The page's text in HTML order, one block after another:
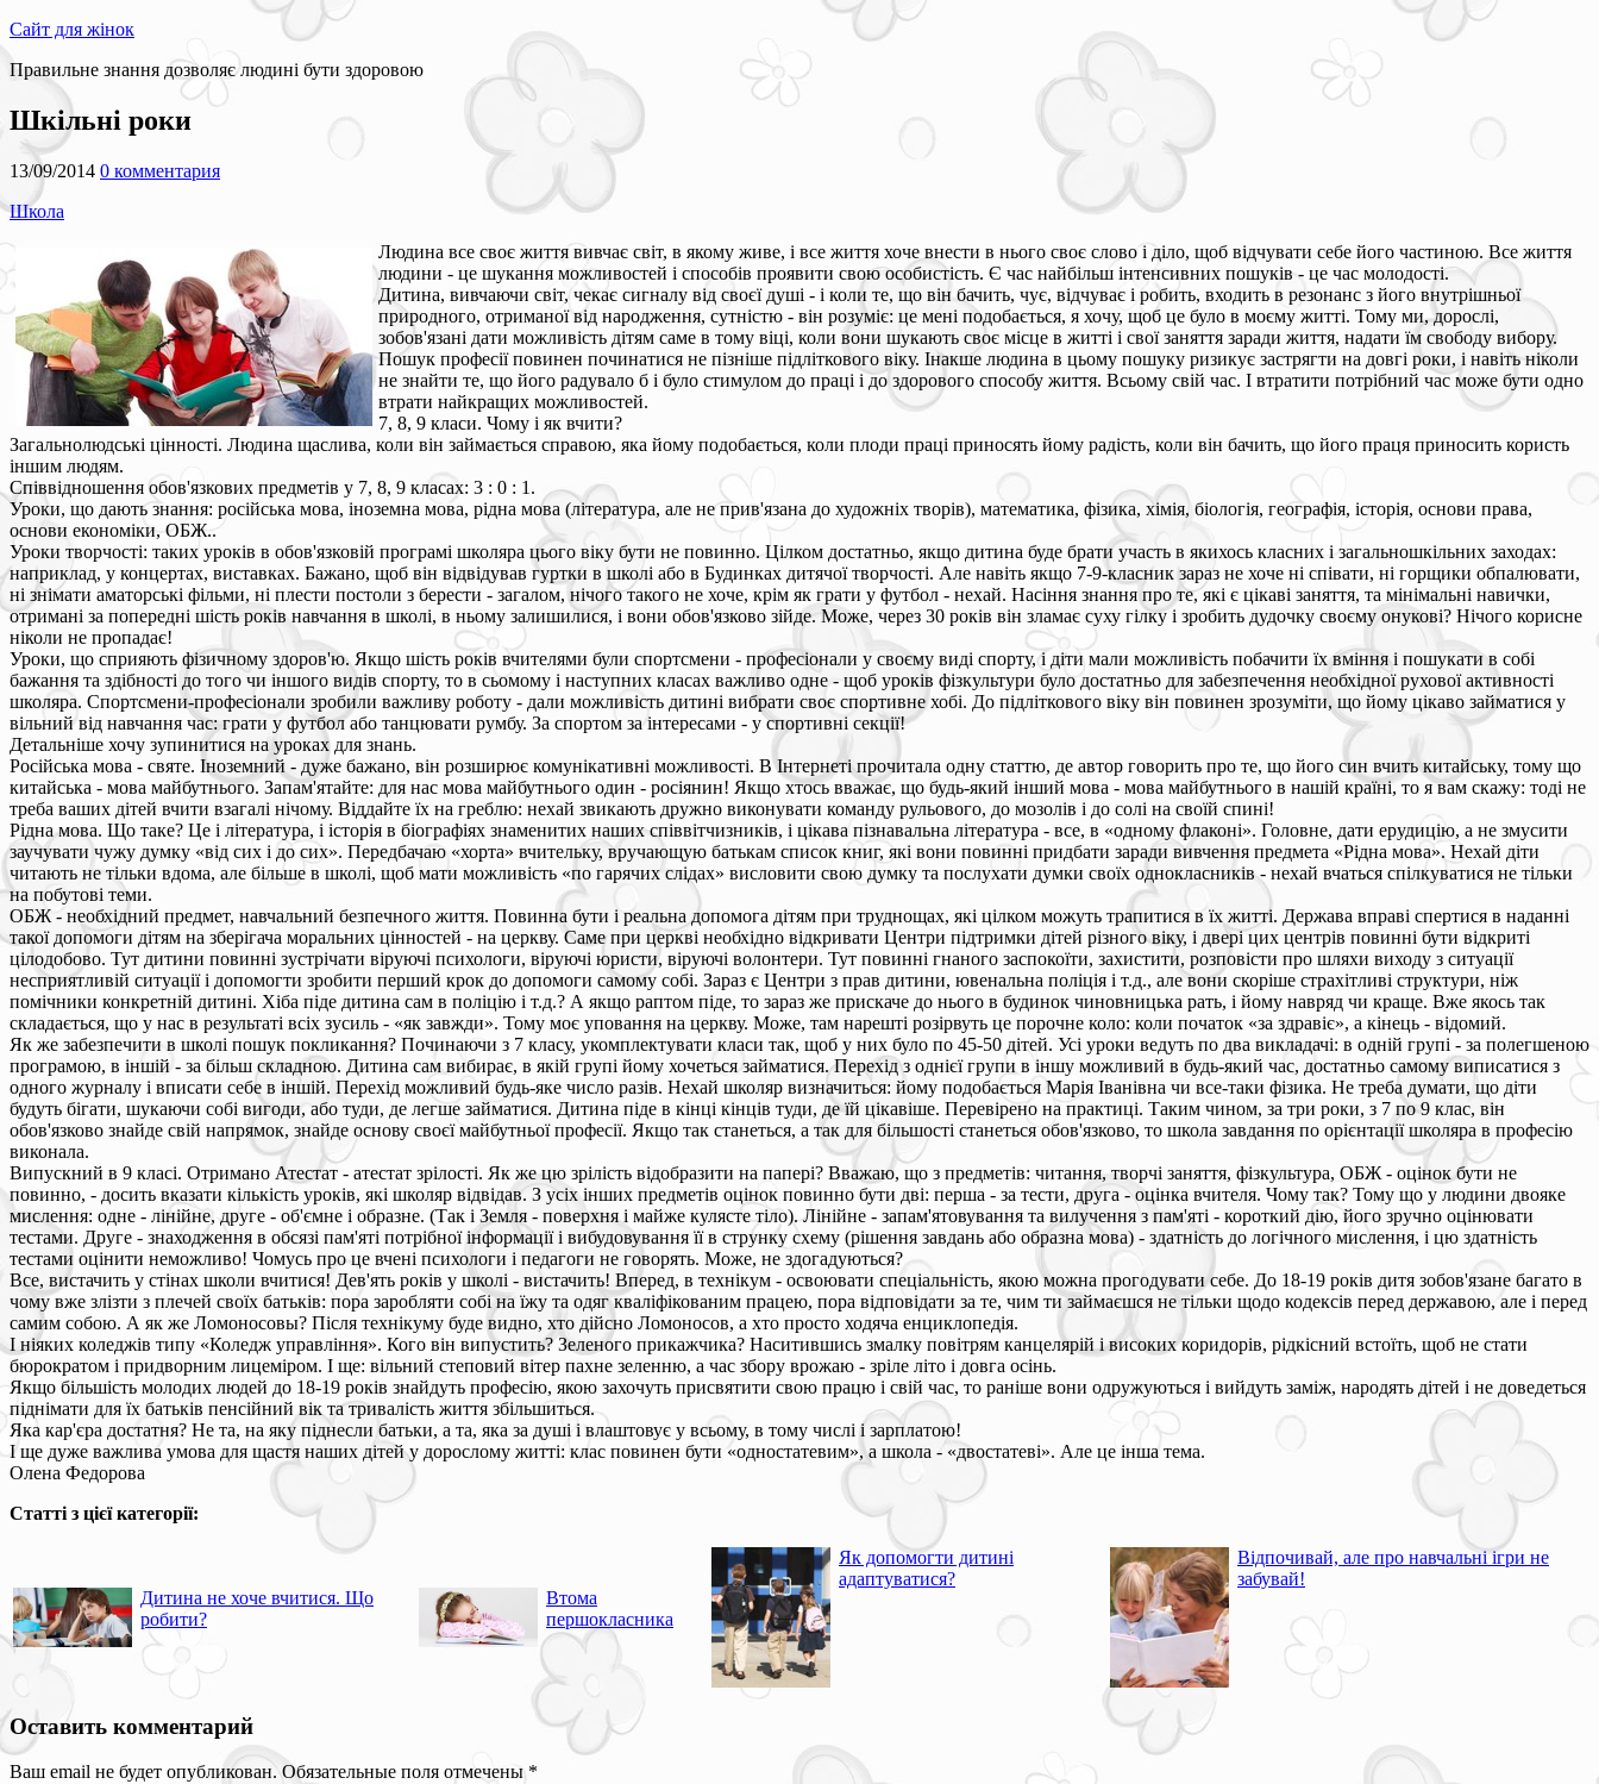
Сайт для жінок
Правильне знання дозволяє людині бути здоровою
Шкільні роки
13/09/2014 0 комментария
Школа
Людина все своє життя вивчає світ, в якому живе, і все життя хоче внести в нього своє слово і діло, щоб відчувати себе його частиною. Все життя
людини - це шукання можливостей і способів проявити свою особистість. Є час найбільш інтенсивних пошуків - це час молодості.
Дитина, вивчаючи світ, чекає сигналу від своєї душі - і коли те, що він бачить, чує, відчуває і робить, входить в резонанс з його внутрішньої
природного, отриманої від народження, сутністю - він розуміє: це мені подобається, я хочу, щоб це було в моєму житті. Тому ми, дорослі,
зобов'язані дати можливість дітям саме в тому віці, коли вони шукають своє місце в житті і свої заняття заради життя, надати їм свободу вибору.
Пошук професії повинен починатися не пізніше підліткового віку. Інакше людина в цьому пошуку ризикує застрягти на довгі роки, і навіть ніколи
не знайти те, що його радувало б і було стимулом до праці і до здорового способу життя. Всьому свій час. І втратити потрібний час може бути одно
втрати найкращих можливостей.
7, 8, 9 класи. Чому і як вчити?
Загальнолюдські цінності. Людина щаслива, коли він займається справою, яка йому подобається, коли плоди праці приносять йому радість, коли він бачить, що його праця приносить користь
іншим людям.
Співвідношення обов'язкових предметів у 7, 8, 9 класах: 3 : 0 : 1.
Уроки, що дають знання: російська мова, іноземна мова, рідна мова (література, але не прив'язана до художніх творів), математика, фізика, хімія, біологія, географія, історія, основи права,
основи економіки, ОБЖ..
Уроки творчості: таких уроків в обов'язковій програмі школяра цього віку бути не повинно. Цілком достатньо, якщо дитина буде брати участь в якихось класних і загальношкільних заходах:
наприклад, у концертах, виставках. Бажано, щоб він відвідував гуртки в школі або в Будинках дитячої творчості. Але навіть якщо 7-9-класник зараз не хоче ні співати, ні горщики обпалювати,
ні знімати аматорські фільми, ні плести постоли з берести - загалом, нічого такого не хоче, крім як грати у футбол - нехай. Насіння знання про те, які є цікаві заняття, та мінімальні навички,
отримані за попередні шість років навчання в школі, в ньому залишилися, і вони обов'язково зійде. Може, через 30 років він зламає суху гілку і зробить дудочку своєму онукові? Нічого корисне
ніколи не пропадає!
Уроки, що сприяють фізичному здоров'ю. Якщо шість років вчителями були спортсмени - професіонали у своєму виді спорту, і діти мали можливість побачити їх вміння і пошукати в собі
бажання та здібності до того чи іншого видів спорту, то в сьомому і наступних класах важливо одне - щоб уроків фізкультури було достатньо для забезпечення необхідної рухової активності
школяра. Спортсмени-професіонали зробили важливу роботу - дали можливість дитині вибрати своє спортивне хобі. До підліткового віку він повинен зрозуміти, що йому цікаво займатися у
вільний від навчання час: грати у футбол або танцювати румбу. За спортом за інтересами - у спортивні секції!
Детальніше хочу зупинитися на уроках для знань.
Російська мова - святе. Іноземний - дуже бажано, він розширює комунікативні можливості. В Інтернеті прочитала одну статтю, де автор говорить про те, що його син вчить китайську, тому що
китайська - мова майбутнього. Запам'ятайте: для нас мова майбутнього один - росіянин! Якщо хтось вважає, що будь-який інший мова - мова майбутнього в нашій країні, то я вам скажу: тоді не
треба ваших дітей вчити взагалі нічому. Віддайте їх на греблю: нехай звикають дружно виконувати команду рульового, до мозолів і до солі на своїй спині!
Рідна мова. Що таке? Це і література, і історія в біографіях знаменитих наших співвітчизників, і цікава пізнавальна література - все, в «одному флаконі». Головне, дати ерудицію, а не змусити
заучувати чужу думку «від сих і до сих». Передбачаю «хорта» вчительку, вручающую батькам список книг, які вони повинні придбати заради вивчення предмета «Рідна мова». Нехай діти
читають не тільки вдома, але більше в школі, щоб мати можливість «по гарячих слідах» висловити свою думку та послухати думки своїх однокласників - нехай вчаться спілкуватися не тільки
на побутові теми.
ОБЖ - необхідний предмет, навчальний безпечного життя. Повинна бути і реальна допомога дітям при труднощах, які цілком можуть трапитися в їх житті. Держава вправі спертися в наданні
такої допомоги дітям на зберігача моральних цінностей - на церкву. Саме при церкві необхідно відкривати Центри підтримки дітей різного віку, і двері цих центрів повинні бути відкриті
цілодобово. Тут дитини повинні зустрічати віруючі психологи, віруючі юристи, віруючі волонтери. Тут повинні гнаного заспокоїти, захистити, розповісти про шляхи виходу з ситуації
несприятливій ситуації і допомогти зробити перший крок до допомоги самому собі. Зараз є Центри з прав дитини, ювенальна поліція і т.д., але вони скоріше страхітливі структури, ніж
помічники конкретній дитині. Хіба піде дитина сам в поліцію і т.д.? А якщо раптом піде, то зараз же прискаче до нього в будинок чиновницька рать, і йому навряд чи краще. Вже якось так
складається, що у нас в результаті всіх зусиль - «як завжди». Тому моє уповання на церкву. Може, там нарешті розірвуть це порочне коло: коли початок «за здравіє», а кінець - відомий.
Як же забезпечити в школі пошук покликання? Починаючи з 7 класу, укомплектувати класи так, щоб у них було по 45-50 дітей. Усі уроки ведуть по два викладачі: в одній групі - за полегшеною
програмою, в іншій - за більш складною. Дитина сам вибирає, в якій групі йому хочеться займатися. Перехід з однієї групи в іншу можливий в будь-який час, достатньо самому виписатися з
одного журналу і вписати себе в іншій. Перехід можливий будь-яке число разів. Нехай школяр визначиться: йому подобається Марія Іванівна чи все-таки фізика. Не треба думати, що діти
будуть бігати, шукаючи собі вигоди, або туди, де легше займатися. Дитина піде в кінці кінців туди, де їй цікавіше. Перевірено на практиці. Таким чином, за три роки, з 7 по 9 клас, він
обов'язково знайде свій напрямок, знайде основу своєї майбутньої професії. Якщо так станеться, а так для більшості станеться обов'язково, то школа завдання по орієнтації школяра в професію
виконала.
Випускний в 9 класі. Отримано Атестат - атестат зрілості. Як же цю зрілість відобразити на папері? Вважаю, що з предметів: читання, творчі заняття, фізкультура, ОБЖ - оцінок бути не
повинно, - досить вказати кількість уроків, які школяр відвідав. З усіх інших предметів оцінок повинно бути дві: перша - за тести, друга - оцінка вчителя. Чому так? Тому що у людини двояке
мислення: одне - лінійне, друге - об'ємне і образне. (Так і Земля - поверхня і майже кулясте тіло). Лінійне - запам'ятовування та вилучення з пам'яті - короткий дію, його зручно оцінювати
тестами. Друге - знаходження в обсязі пам'яті потрібної інформації і вибудовування її в струнку схему (рішення завдань або образна мова) - здатність до логічного мислення, і цю здатність
тестами оцінити неможливо! Чомусь про це вчені психологи і педагоги не говорять. Може, не здогадуються?
Все, вистачить у стінах школи вчитися! Дев'ять років у школі - вистачить! Вперед, в технікум - освоювати спеціальність, якою можна прогодувати себе. До 18-19 років дитя зобов'язане багато в
чому вже злізти з плечей своїх батьків: пора заробляти собі на їжу та одяг кваліфікованим працею, пора відповідати за те, чим ти займаєшся не тільки щодо кодексів перед державою, але і перед
самим собою. А як же Ломоносовы? Після технікуму буде видно, хто дійсно Ломоносов, а хто просто ходяча енциклопедія.
І ніяких коледжів типу «Коледж управління». Кого він випустить? Зеленого прикажчика? Наситившись змалку повітрям канцелярій і високих коридорів, рідкісний встоїть, щоб не стати
бюрократом і придворним лицеміром. І ще: вільний степовий вітер пахне зеленню, а час збору врожаю - зріле літо і довга осінь.
Якщо більшість молодих людей до 18-19 років знайдуть професію, якою захочуть присвятити свою працю і свій час, то раніше вони одружуються і вийдуть заміж, народять дітей і не доведеться
піднімати для їх батьків пенсійний вік та тривалість життя збільшиться.
Яка кар'єра достатня? Не та, на яку піднесли батьки, а та, яка за душі і влаштовує у всьому, в тому числі і зарплатою!
І ще дуже важлива умова для щастя наших дітей у дорослому житті: клас повинен бути «одностатевим», а школа - «двостатеві». Але це інша тема.
Олена Федорова
Статті з цієї категорії:
Дитина не хоче вчитися. Що
робити?
Втома
першокласника
Як допомогти дитині
адаптуватися?
Відпочивай, але про навчальні ігри не
забувай!
Оставить комментарий
Ваш email не будет опубликован. Обязательные поля отмечены *